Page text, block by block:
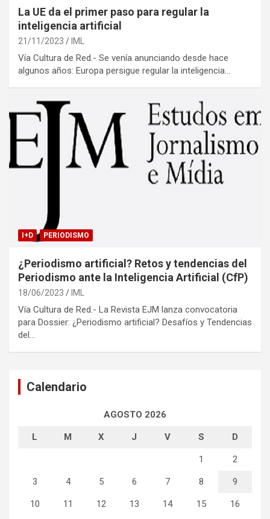
La UE da el primer paso para regular la
inteligencia artificial
21/11/2023 IML
Vía Cultura de Red.- Se venía anunciando desde hace
algunos años: Europa persigue regular la inteligencia…
I+D PERIODISMO
¿Periodismo artificial? Retos y tendencias del
Periodismo ante la Inteligencia Artificial (CfP)
18/06/2023 IML
Vía Cultura de Red.- La Revista EJM lanza convocatoria
para Dossier: ¿Periodismo artificial? Desafíos y Tendencias
del…
Calendario
AGOSTO 2026
L M X J V S D
1 2
3 4 5 6 7 8 9
10 11 12 13 14 15 16